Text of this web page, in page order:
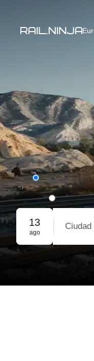
Ida
Ida y vuelta
Reserva grupal
13
ago